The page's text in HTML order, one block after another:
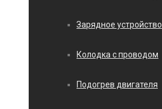
Зарядное устройство
Колодка с проводом
Подогрев двигателя